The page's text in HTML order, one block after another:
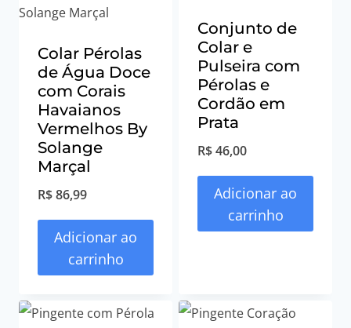
Colar Pérolas
de Água Doce
com Corais
Havaianos
Vermelhos By
Solange
Marçal
R$86,99
Adicionar ao
carrinho
Conjunto de
Colar e
Pulseira com
Pérolas e
Cordão em
Prata
R$46,00
Adicionar ao
carrinho